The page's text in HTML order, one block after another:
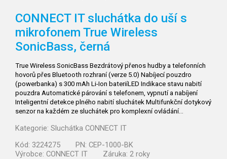
CONNECT IT sluchátka do uší s
mikrofonem True Wireless
SonicBass, černá
True Wireless SonicBass Bezdrátový přenos hudby a telefonních
hovorů přes Bluetooth rozhraní (verze 5.0) Nabíjecí pouzdro
(powerbanka) s 300 mAh Li-Ion bateriíLED Indikace stavu nabití
pouzdra Automatické párování s telefonem, vypnutí a nabíjení
Inteligentní detekce plného nabití sluchátek Multifunkční dotykový
senzor na každém ze sluchátek pro komplexní ovládání…
Kategorie: Sluchátka CONNECT IT
Kód: 3224275 PN: CEP-1000-BK
Výrobce: CONNECT IT Záruka: 2 roky